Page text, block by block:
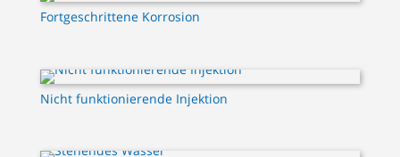
Fortgeschrittene Korrosion
Nicht funktionierende Injektion